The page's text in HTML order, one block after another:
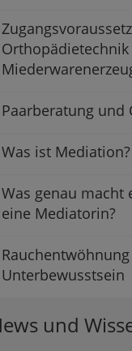
Paarberatung und
Was ist Mediation?
Was genau
eine Mediatorin?
Unterbewusstsein
und